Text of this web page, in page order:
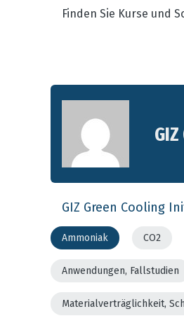
Finden Sie Kurse und
GIZ Green Cooling
Ammoniak CO2
Anwendungen, Fallstudien
Materialverträglichkeit,